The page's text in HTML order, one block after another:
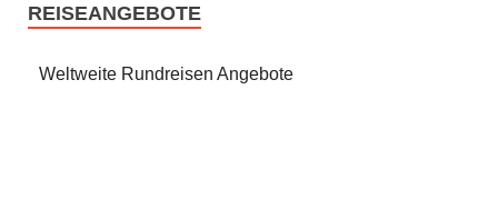
REISEANGEBOTE
Weltweite Rundreisen Angebote